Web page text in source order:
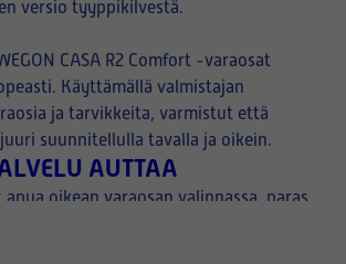
versio tyyppikilvestä.
CASA R2 Comfort -varaosat
Käyttämällä valmistajan
ja tarvikkeita, varmistut että
suunnitellulla tavalla ja oikein.
AUTTAA
oikean varaosan valinnassa, paras
tyyppikilvestä, sekä halutusta